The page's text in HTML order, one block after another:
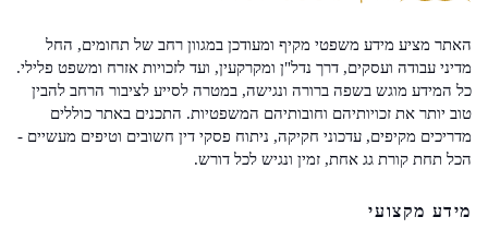
האתר מציע מידע משפטי מקיף ומעודכן במגוון רחב של תחומים, החל
מדיני עבודה ועסקים, דרך נדל"ן ומקרקעין, ועד לזכויות אזרח ומשפט פלילי.
כל המידע מוגש בשפה ברורה ונגישה, במטרה לסייע לציבור הרחב להבין
טוב יותר את זכויותיהם וחובותיהם המשפטיות. התכנים באתר כוללים
מדריכים מקיפים, עדכוני חקיקה, ניתוח פסקי דין חשובים וטיפים מעשיים -
הכל תחת קורת גג אחת, זמין ונגיש לכל דורש.
מידע מקצועי